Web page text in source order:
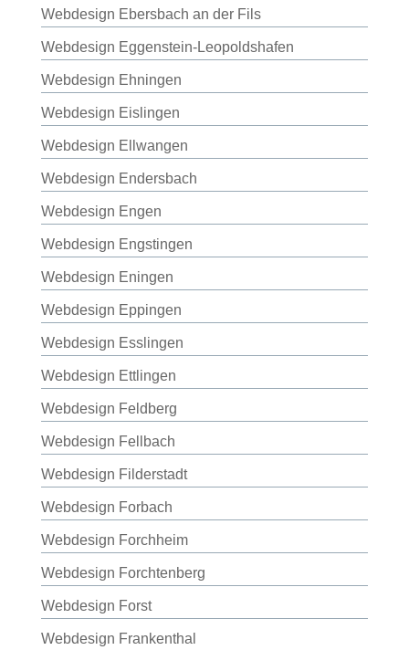
Webdesign Ebersbach an der Fils
Webdesign Eggenstein-Leopoldshafen
Webdesign Ehningen
Webdesign Eislingen
Webdesign Ellwangen
Webdesign Endersbach
Webdesign Engen
Webdesign Engstingen
Webdesign Eningen
Webdesign Eppingen
Webdesign Esslingen
Webdesign Ettlingen
Webdesign Feldberg
Webdesign Fellbach
Webdesign Filderstadt
Webdesign Forbach
Webdesign Forchheim
Webdesign Forchtenberg
Webdesign Forst
Webdesign Frankenthal